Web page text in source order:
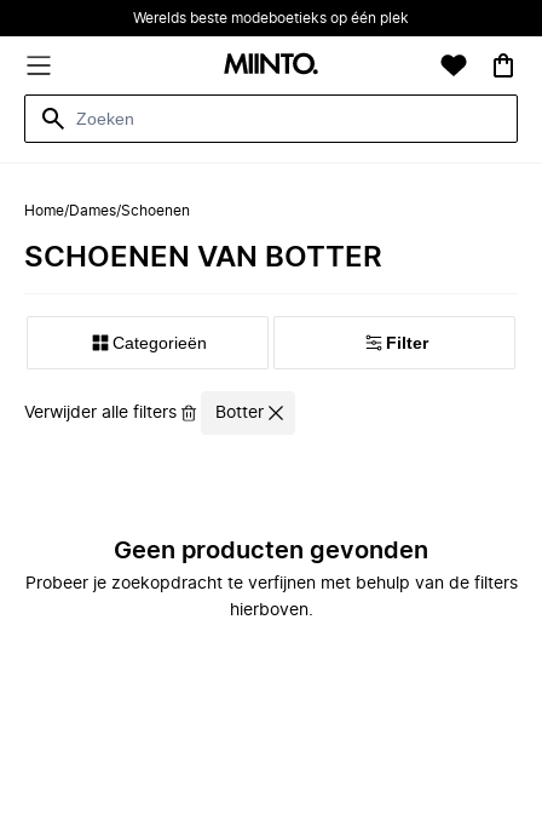
Werelds beste modeboetieks op één plek
Home/Dames/Schoenen
SCHOENEN VAN BOTTER
Categorieën Filter
Verwijder alle filters Botter
Geen producten gevonden
Probeer je zoekopdracht te verfijnen met behulp van de filters
hierboven.